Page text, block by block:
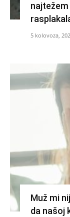
5 kolovoza,
Muž mi
da našoj